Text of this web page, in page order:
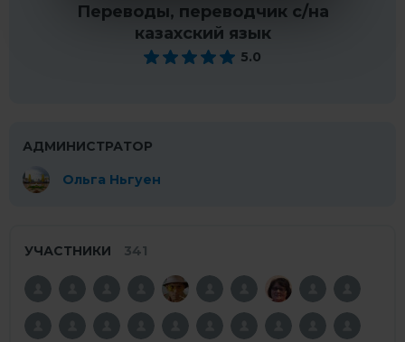
Переводы, переводчик с/на
казахский язык
5.0
АДМИНИСТРАТОР
Ольга Ньгуен
УЧАСТНИКИ 341